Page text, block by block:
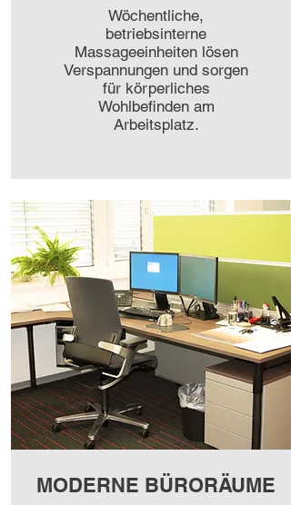
Wöchentliche,
betriebsinterne
Massageeinheiten lösen
Verspannungen und sorgen
für körperliches
Wohlbefinden am
Arbeitsplatz.
MODERNE BÜRORÄUME